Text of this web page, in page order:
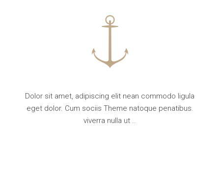
PAGINATION
Dolor sit amet, adipiscing elit nean commodo ligula
eget dolor. Cum sociis Theme natoque penatibus.
viverra nulla ut ..